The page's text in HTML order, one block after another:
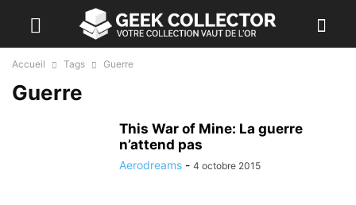
Accueil Tags Guerre
Guerre
This War of Mine: La guerre
n’attend pas
Aerodreams - 4 octobre 2015